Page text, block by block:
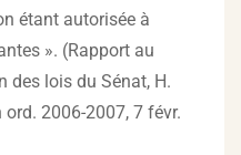
étant autorisée à
». (Rapport au
des lois du Sénat, H.
2006-2007, 7 févr.